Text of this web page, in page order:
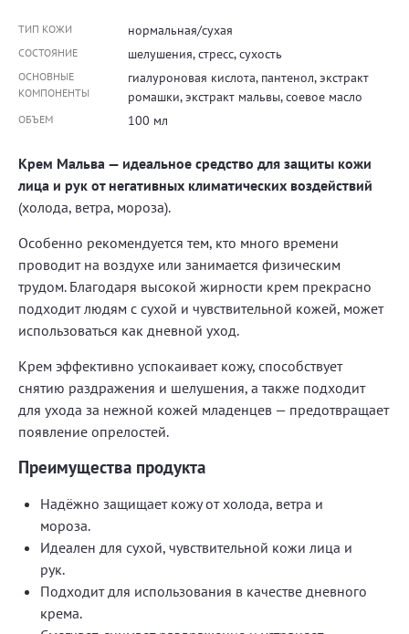
ТИП КОЖИ нормальная/сухая
СОСТОЯНИЕ шелушения, стресс, сухость
ОСНОВНЫЕ
КОМПОНЕНТЫ
гиалуроновая кислота, пантенол, экстракт
ромашки, экстракт мальвы, соевое масло
ОБЪЕМ 100 мл
Крем Мальва — идеальное средство для защиты кожи
лица и рук от негативных климатических воздействий
(холода, ветра, мороза).
Особенно рекомендуется тем, кто много времени
проводит на воздухе или занимается физическим
трудом. Благодаря высокой жирности крем прекрасно
подходит людям с сухой и чувствительной кожей, может
использоваться как дневной уход.
Крем эффективно успокаивает кожу, способствует
снятию раздражения и шелушения, а также подходит
для ухода за нежной кожей младенцев — предотвращает
появление опрелостей.
Преимущества продукта
Надёжно защищает кожу от холода, ветра и
мороза.
Идеален для сухой, чувствительной кожи лица и
рук.
Подходит для использования в качестве дневного
крема.